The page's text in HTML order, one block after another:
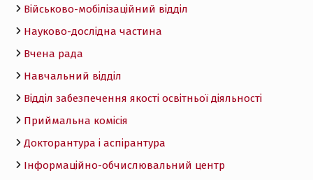
Військово-мобілізаційний відділ
Науково-дослідна частина
Вчена рада
Навчальний відділ
Відділ забезпечення якості освітньої діяльності
Приймальна комісія
Докторантура і аспірантура
Інформаційно-обчислювальний центр